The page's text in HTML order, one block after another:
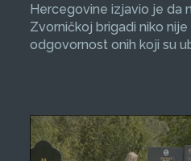
Hercegovine izjavio je da
Zvorničkoj brigadi niko
odgovornost onih koji su